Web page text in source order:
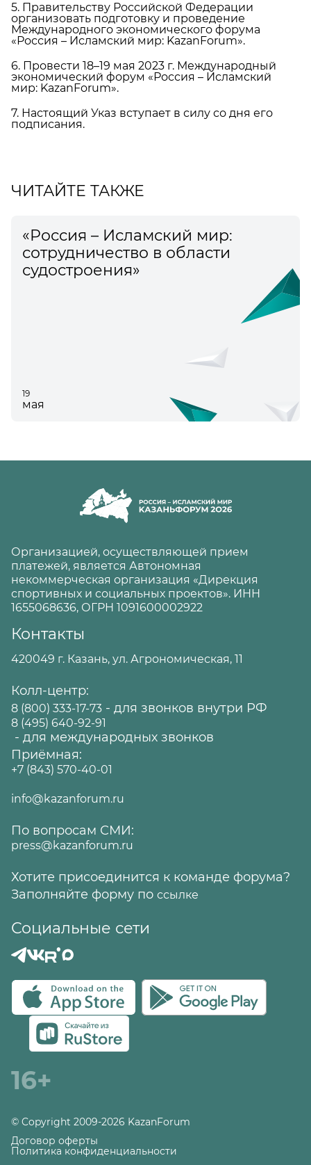
5. Правительству Российской Федерации
организовать подготовку и проведение
Международного экономического форума
«Россия – Исламский мир: KazanForum».
6. Провести 18–19 мая 2023 г. Международный
экономический форум «Россия – Исламский
мир: KazanForum».
7. Настоящий Указ вступает в силу со дня его
подписания.
ЧИТАЙТЕ ТАКЖЕ
«Россия – Исламский мир:
сотрудничество в области
судостроения»
19
мая
Организацией, осуществляющей прием
платежей, является Автономная
некоммерческая организация «Дирекция
спортивных и социальных проектов». ИНН
1655068636, ОГРН 1091600002922
Контакты
420049 г. Казань, ул. Агрономическая, 11
Колл-центр:
8 (800) 333-17-73 - для звонков внутри РФ
8 (495) 640-92-91
- для международных звонков
Приёмная:
+7 (843) 570-40-01
info@kazanforum.ru
По вопросам СМИ:
press@kazanforum.ru
Хотите присоединится к команде форума?
Заполняйте форму по ссылке
Социальные сети
16+
Политика конфиденциальности
Договор оферты
© Copyright 2009-2026 KazanForum